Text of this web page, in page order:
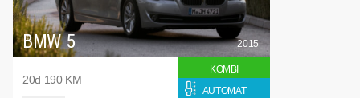
BMW 5
20d 190 KM
2015
KOMBI
AUTOMAT